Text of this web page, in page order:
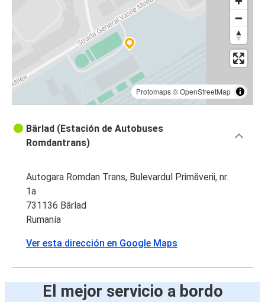
Protomaps©OpenStreetMap
Bârlad (Estación de Autobuses
Romdantrans)
Autogara Romdan Trans, Bulevardul Primăverii, nr.
1a
731136 Bârlad
Rumanía
Ver esta dirección en Google Maps
El mejor servicio a bordo